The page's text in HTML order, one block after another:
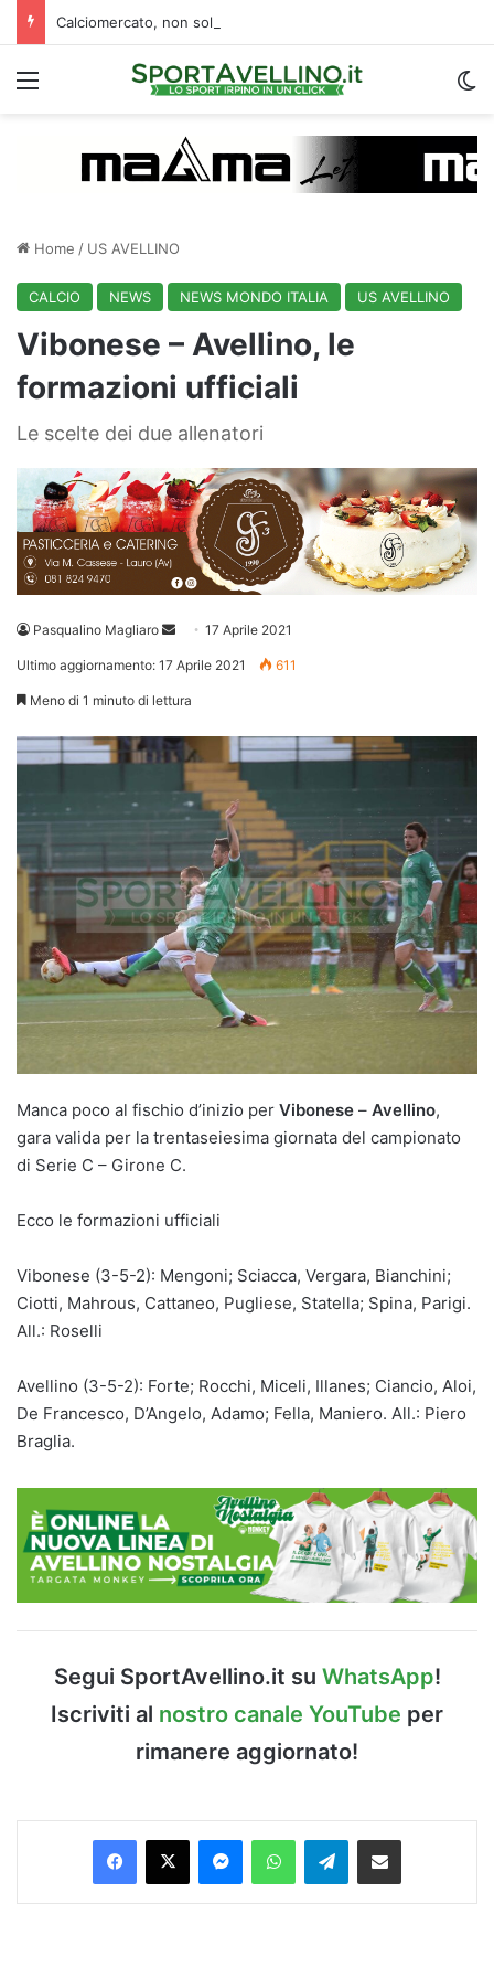
Menu
Home / US AVELLINO
CALCIO NEWS NEWS MONDO ITALIA US AVELLINO
Vibonese – Avellino, le
formazioni ufficiali
Le scelte dei due allenatori
Pasqualino Magliaro
Invia 17 Aprile 2021
Ultimo aggiornamento: 17 Aprile 2021 611
Meno di 1 minuto di lettura
Manca poco al fischio d’inizio per Vibonese – Avellino,
gara valida per la trentaseiesima giornata del campionato
di Serie C – Girone C.
Ecco le formazioni ufficiali
Vibonese (3-5-2): Mengoni; Sciacca, Vergara, Bianchini;
Ciotti, Mahrous, Cattaneo, Pugliese, Statella; Spina, Parigi.
All.: Roselli
Avellino (3-5-2): Forte; Rocchi, Miceli, Illanes; Ciancio, Aloi,
De Francesco, D’Angelo, Adamo; Fella, Maniero. All.: Piero
Braglia.
Segui SportAvellino.it su WhatsApp!
Iscriviti al nostro canale YouTube per
rimanere aggiornato!
Facebook
X MessengerWhatsAppTelegramCondividi via Email